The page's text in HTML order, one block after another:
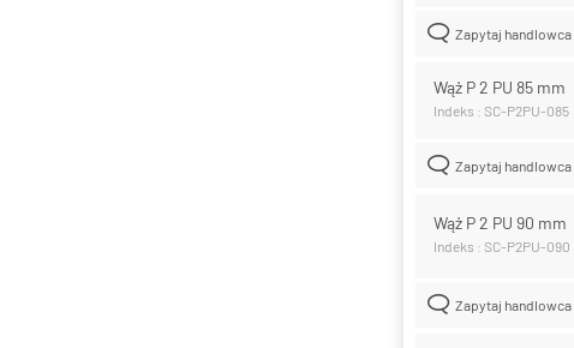
Zapytaj handlowca
Wąż P 2 PU 85 mm
Indeks : SC-P2PU-085
Zapytaj handlowca
Wąż P 2 PU 90 mm
Indeks : SC-P2PU-090
Zapytaj handlowca